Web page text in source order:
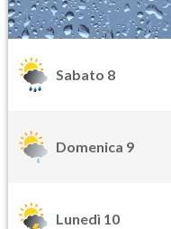
Sabato 8
Domenica 9
Lunedì 10